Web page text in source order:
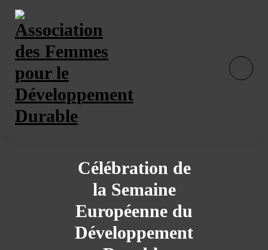
content
Célébration de
la Semaine
Européenne du
Développement